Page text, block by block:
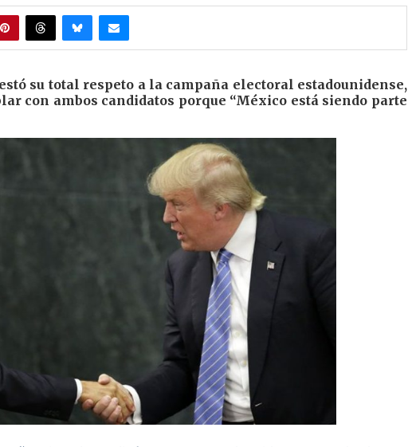
su total respeto a la campaña electoral estadounidense,
con ambos candidatos porque “México está siendo parte